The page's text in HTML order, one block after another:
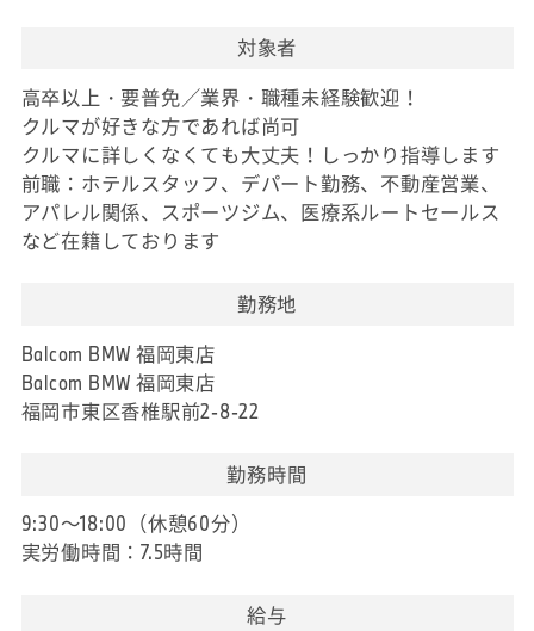
対象者
高卒以上・要普免／業界・職種未経験歓迎！
クルマが好きな方であれば尚可
クルマに詳しくなくても大丈夫！しっかり指導します
前職：ホテルスタッフ、デパート勤務、不動産営業、
アパレル関係、スポーツジム、医療系ルートセールス
など在籍しております
勤務地
Balcom BMW 福岡東店
Balcom BMW 福岡東店
福岡市東区香椎駅前2-8-22
勤務時間
9:30～18:00（休憩60分）
実労働時間：7.5時間
給与